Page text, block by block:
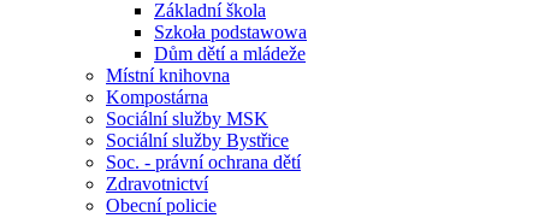
Základní škola
Szkoła podstawowa
Dům dětí a mládeže
Místní knihovna
Kompostárna
Sociální služby MSK
Sociální služby Bystřice
Soc. - právní ochrana dětí
Zdravotnictví
Obecní policie